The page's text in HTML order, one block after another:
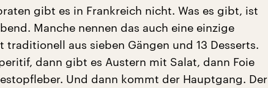
gibt es in Frankreich nicht. Was es gibt, ist
Manche nennen das auch eine einzige
traditionell aus sieben Gängen und 13 Desserts.
dann gibt es Austern mit Salat, dann Foie
Und dann kommt der Hauptgang. Der